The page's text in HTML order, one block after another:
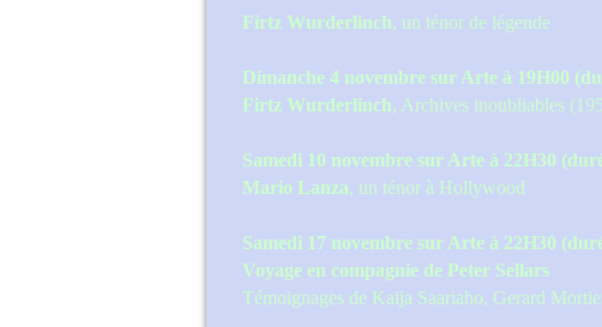
Firtz Wurderlinch, un ténor de légende
Dimanche 4 novembre sur Arte à 19H00
Firtz Wurderlinch, Archives inoubliables
Samedi 10 novembre sur Arte à 22H30
Mario Lanza, un ténor à Hollywood
Samedi 17 novembre sur Arte à 22H30
Voyage en compagnie de Peter Sellars
Témoignages de Kaija Saariaho, Gerard